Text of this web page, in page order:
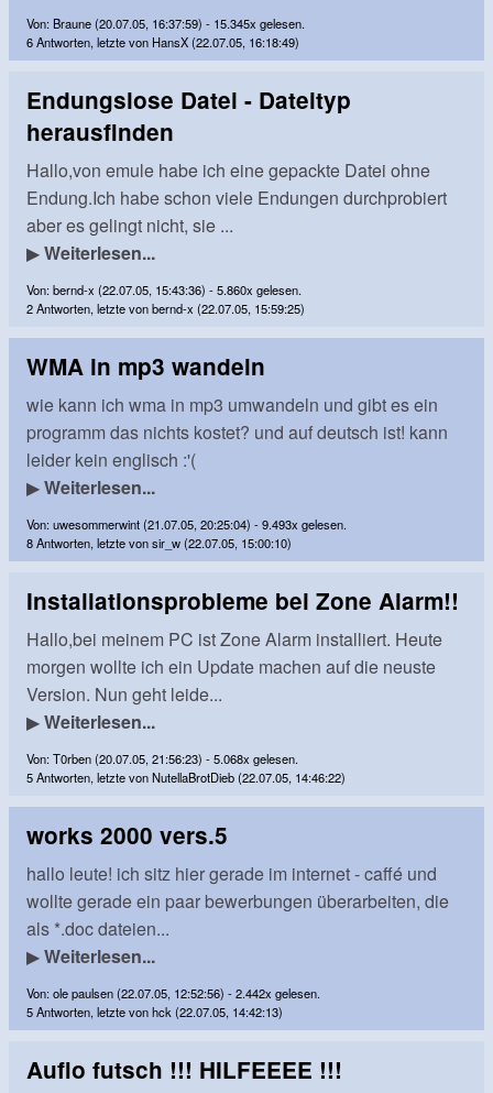
Von: Braune (20.07.05, 16:37:59) - 15.345x gelesen.
6 Antworten, letzte von HansX (22.07.05, 16:18:49)
Endungslose Datei - Dateityp
herausfinden
Hallo,von emule habe ich eine gepackte Datei ohne
Endung.Ich habe schon viele Endungen durchprobiert
aber es gelingt nicht, sie ...
▶Weiterlesen...
Von: bernd-x (22.07.05, 15:43:36) - 5.860x gelesen.
2 Antworten, letzte von bernd-x (22.07.05, 15:59:25)
WMA in mp3 wandeln
wie kann ich wma in mp3 umwandeln und gibt es ein
programm das nichts kostet? und auf deutsch ist! kann
leider kein englisch :'(
▶Weiterlesen...
Von: uwesommerwint (21.07.05, 20:25:04) - 9.493x gelesen.
8 Antworten, letzte von sir_w (22.07.05, 15:00:10)
Installationsprobleme bei Zone Alarm!!
Hallo,bei meinem PC ist Zone Alarm installiert. Heute
morgen wollte ich ein Update machen auf die neuste
Version. Nun geht leide...
▶Weiterlesen...
Von: T0rben (20.07.05, 21:56:23) - 5.068x gelesen.
5 Antworten, letzte von NutellaBrotDieb (22.07.05, 14:46:22)
works 2000 vers.5
hallo leute! ich sitz hier gerade im internet - caffé und
wollte gerade ein paar bewerbungen überarbeiten, die
als *.doc dateien...
▶Weiterlesen...
Von: ole paulsen (22.07.05, 12:52:56) - 2.442x gelesen.
5 Antworten, letzte von hck (22.07.05, 14:42:13)
Aufio futsch !!! HILFEEEE !!!